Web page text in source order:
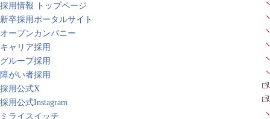
採用情報 トップページ
新卒採用ポータルサイト
オープンカンパニー
キャリア採用
グループ採用
障がい者採用
採用公式X
採用公式Instagram
ミライスイッチ